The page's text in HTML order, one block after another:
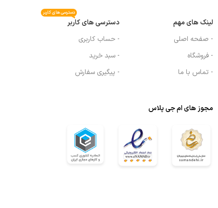
لینک های مهم
- صفحه اصلی
- فروشگاه
- تماس با ما
دسترسی های کاربر
دسترسی های کاربر
- حساب کاربری
- سبد خرید
- پیگیری سفارش
مجوز های ام جی پلاس